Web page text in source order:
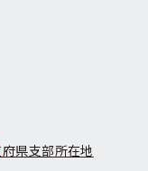
県支部所在地